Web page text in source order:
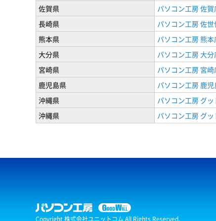
佐賀県
パソコン工房 佐賀
長崎県
パソコン工房 佐
熊本県
パソコン工房 熊本
大分県
パソコン工房 大分
宮崎県
パソコン工房 宮崎
鹿児島県
パソコン工房 鹿
沖縄県
パソコン工房 グ
沖縄県
パソコン工房 グ
Copyright 株式会社ユニットコム All Rights Reserved.